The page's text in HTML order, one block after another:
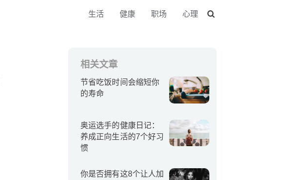
生活 健康 职场 心理
相关文章
节省吃饭时间会缩短你
的寿命
奥运选手的健康日记：
养成正向生活的7个好习
惯
你是否拥有这8个让人加